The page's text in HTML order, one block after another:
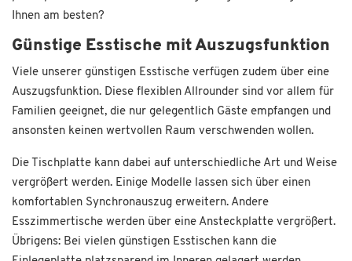
Ihnen am besten?
Günstige Esstische mit Auszugsfunktion
Viele unserer günstigen Esstische verfügen zudem über eine
Auszugsfunktion. Diese flexiblen Allrounder sind vor allem für
Familien geeignet, die nur gelegentlich Gäste empfangen und
ansonsten keinen wertvollen Raum verschwenden wollen.
Die Tischplatte kann dabei auf unterschiedliche Art und Weise
vergrößert werden. Einige Modelle lassen sich über einen
komfortablen Synchronauszug erweitern. Andere
Esszimmertische werden über eine Ansteckplatte vergrößert.
Übrigens: Bei vielen günstigen Esstischen kann die